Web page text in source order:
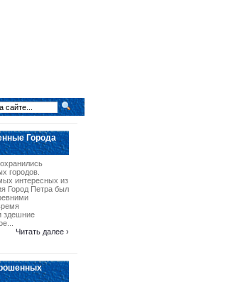
Города
городов.
интересных из
Город Петра был
здешние
Читать далее ›